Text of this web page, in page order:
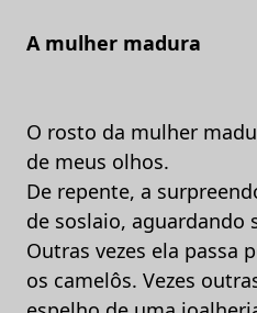
A mulher madura
O rosto da mulher
de meus olhos.
De repente, a
de soslaio, aguardando
Outras vezes ela passa
os camelôs. Vezes